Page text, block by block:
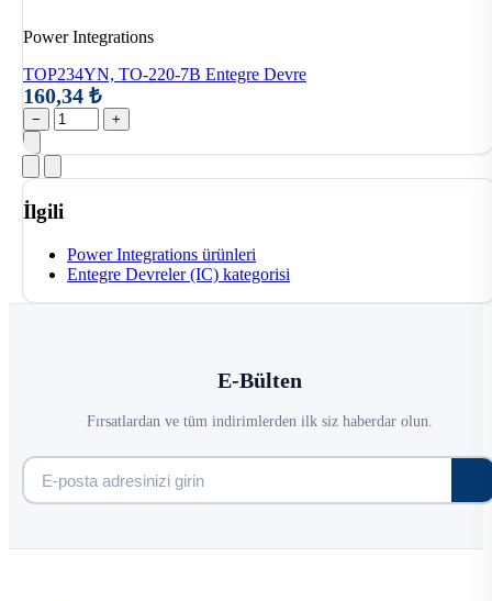
Power Integrations
TOP234YN, TO-220-7B Entegre Devre
160,34 ₺
− +
İlgili
Power Integrations ürünleri
Entegre Devreler (IC) kategorisi
E-Bülten
Fırsatlardan ve tüm indirimlerden ilk siz haberdar olun.